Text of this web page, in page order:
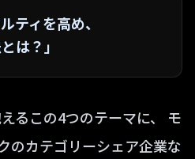
ティを高め、
は？」
るこの4つのテーマに、
モ
のカテゴリーシェア企業な